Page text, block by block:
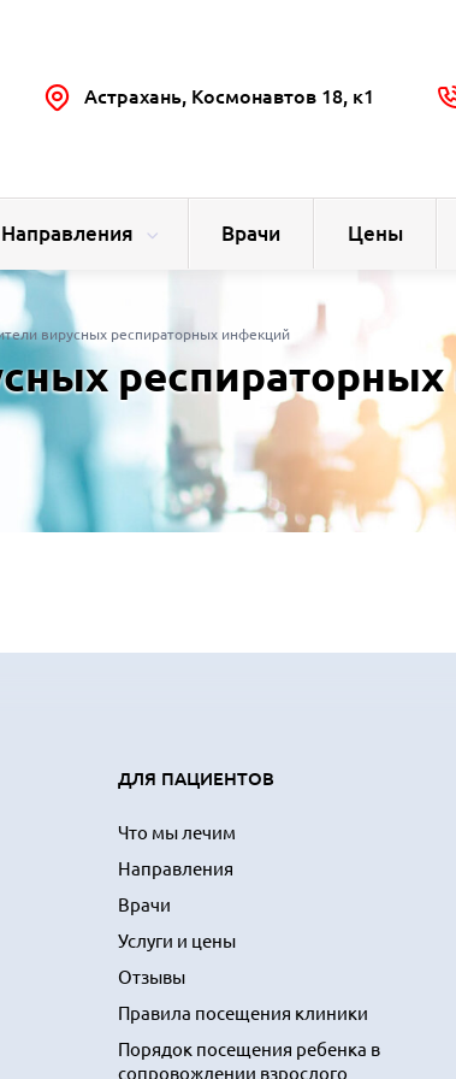
Астрахань, Космонавтов 18, к1
Направления Врачи Цены
вирусных респираторных инфекций
ДЛЯ ПАЦИЕНТОВ
Что мы лечим
Направления
Врачи
Услуги и цены
Отзывы
Правила посещения клиники
Порядок посещения ребенка в
сопровождении взрослого